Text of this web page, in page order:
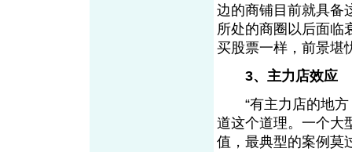
边的商铺目前就具备
所处的商圈以后面临
买股票一样，前景堪
3、主力店效应
“有主力店的地方
道这个道理。一个大
值，最典型的案例莫